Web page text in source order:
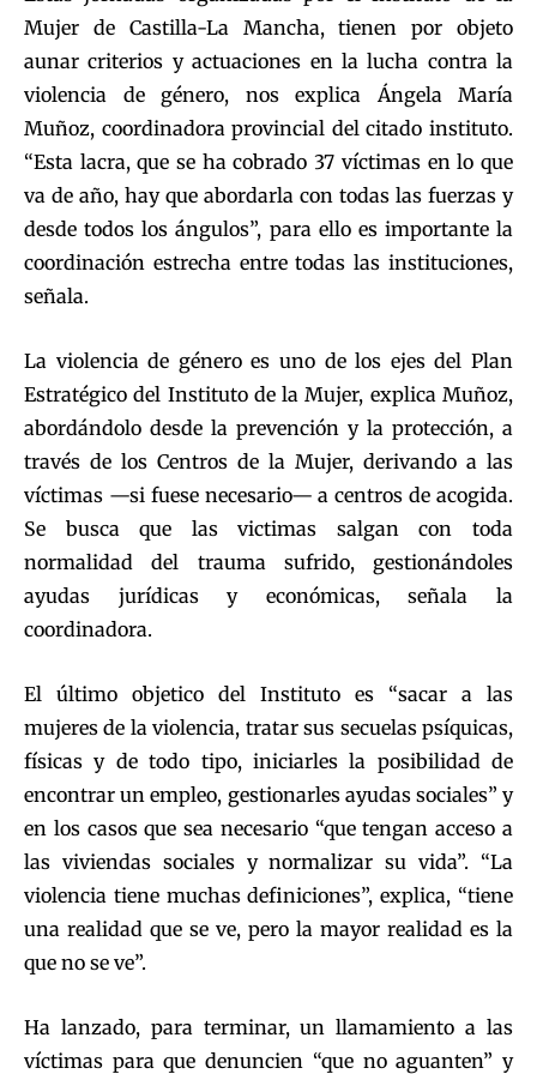
Mujer de Castilla-La Mancha, tienen por objeto
aunar criterios y actuaciones en la lucha contra la
violencia de género, nos explica Ángela María
Muñoz, coordinadora provincial del citado instituto.
“Esta lacra, que se ha cobrado 37 víctimas en lo que
va de año, hay que abordarla con todas las fuerzas y
desde todos los ángulos”, para ello es importante la
coordinación estrecha entre todas las instituciones,
señala.
La violencia de género es uno de los ejes del Plan
Estratégico del Instituto de la Mujer, explica Muñoz,
abordándolo desde la prevención y la protección, a
través de los Centros de la Mujer, derivando a las
víctimas —si fuese necesario— a centros de acogida.
Se busca que las victimas salgan con toda
normalidad del trauma sufrido, gestionándoles
ayudas jurídicas y económicas, señala la
coordinadora.
El último objetico del Instituto es “sacar a las
mujeres de la violencia, tratar sus secuelas psíquicas,
físicas y de todo tipo, iniciarles la posibilidad de
encontrar un empleo, gestionarles ayudas sociales” y
en los casos que sea necesario “que tengan acceso a
las viviendas sociales y normalizar su vida”. “La
violencia tiene muchas definiciones”, explica, “tiene
una realidad que se ve, pero la mayor realidad es la
que no se ve”.
Ha lanzado, para terminar, un llamamiento a las
víctimas para que denuncien “que no aguanten” y